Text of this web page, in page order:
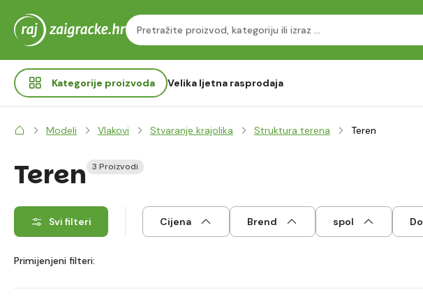
Kategorije proizvoda Velika ljetna rasprodaja
Modeli Vlakovi Stvaranje krajolika Struktura terena Teren
Teren 3 Proizvodi
Svi filteri Cijena Brend spol
Primijenjeni filteri: